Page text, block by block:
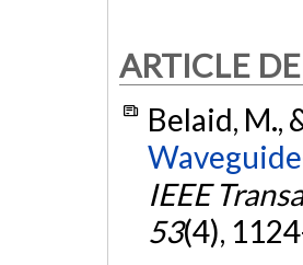
ARTICLE
Belaid, M.,
IEEE
53(4),